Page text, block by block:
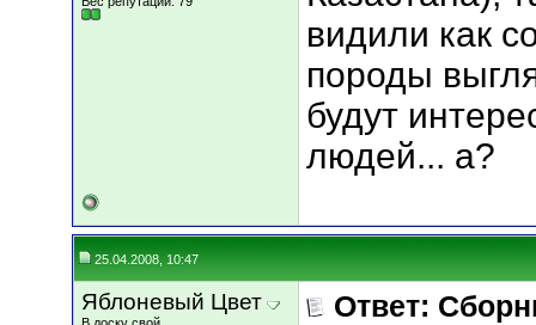
видили как
породы
будут
людей... а?
25.04.2008, 10:47
Яблоневый Цвет Ответ: